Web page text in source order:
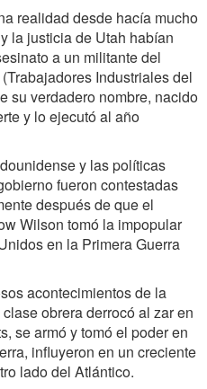
realidad desde hacía mucho
la justicia de Utah habían
a un militante del
Industriales del
su verdadero nombre, nacido
y lo ejecutó al año
y las políticas
fueron contestadas
después de que el
Wilson tomó la impopular
en la Primera Guerra
acontecimientos de la
obrera derrocó al zar en
se armó y tomó el poder en
influyeron en un creciente
lado del Atlántico.